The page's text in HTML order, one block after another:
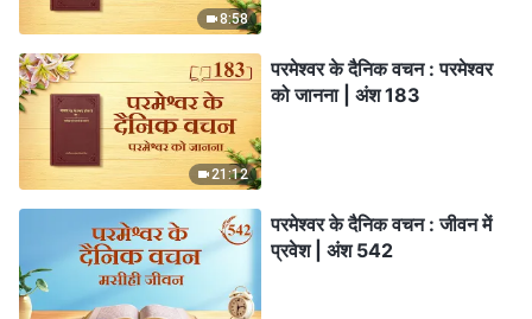
8:58
21:12
परमेश्वर के दैनिक वचन : परमेश्वर
को जानना | अंश 183
परमेश्वर के दैनिक वचन : जीवन में
प्रवेश | अंश 542